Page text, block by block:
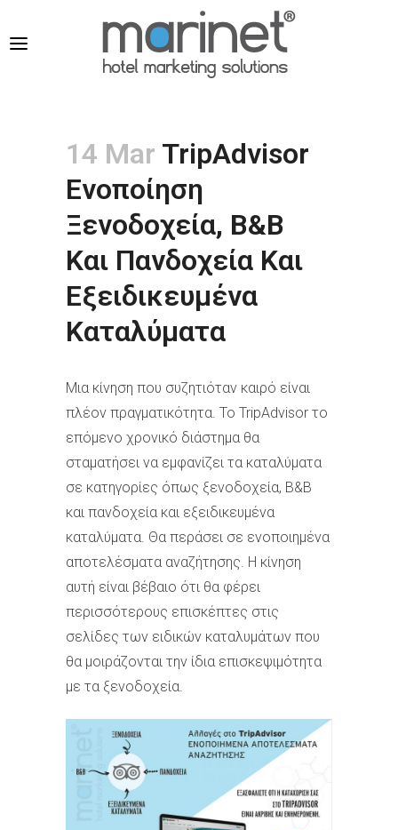
14 Mar TripAdvisor
Ενοποίηση
Ξενοδοχεία, B&B
Και Πανδοχεία Και
Εξειδικευμένα
Καταλύματα
Μια κίνηση που συζητιόταν καιρό είναι
πλέον πραγματικότητα. Το TripAdvisor το
επόμενο χρονικό διάστημα θα
σταματήσει να εμφανίζει τα καταλύματα
σε κατηγορίες όπως ξενοδοχεία, B&B
και πανδοχεία και εξειδικευμένα
καταλύματα. Θα περάσει σε ενοποιημένα
αποτελέσματα αναζήτησης. Η κίνηση
αυτή είναι βέβαιο ότι θα φέρει
περισσότερους επισκέπτες στις
σελίδες των ειδικών καταλυμάτων που
θα μοιράζονται την ίδια επισκεψιμότητα
με τα ξενοδοχεία.